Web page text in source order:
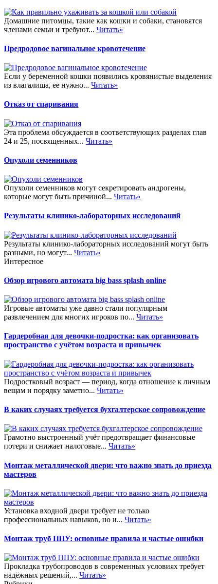
Домашние питомцы, такие как кошки и собаки, становятся
членами семьи и требуют... Читать»
Предродовое вагинальное кровотечение
Если у беременной кошки появились кровянистые выделения
из влагалища, ее нужно... Читать»
Отказ от спаривания
Эта проблема обсуждается в соответствующих разделах глав
24 и 25, посвященных... Читать»
Опухоли семенников
Опухоли семенников могут секретировать андрогены,
которые могут быть причиной... Читать»
Результаты клинико-лабораторных исследований
Результаты клинико-лабораторных исследований могут быть
разными, но могут... Читать»
Интересное
Обзор игрового автомата big bass splash online
Игровые автоматы уже давно стали популярным
развлечением для многих игроков по... Читать»
Гардеробная для девочки-подростка: как организовать
пространство с учётом возраста и привычек
Подростковый возраст — период, когда отношение к личным
вещам и порядку заметно... Читать»
В каких случаях требуется бухгалтерское сопровождение
Грамотно выстроенный учёт предотвращает финансовые
потери и снижает налоговые... Читать»
Монтаж металлической двери: что важно знать до приезда
мастеров
Установка входной двери требует не только
профессиональных навыков, но и... Читать»
Монтаж труб ППУ: основные правила и частые ошибки
Прокладка трубопроводов в современных условиях требует
надёжных решений,... Читать»